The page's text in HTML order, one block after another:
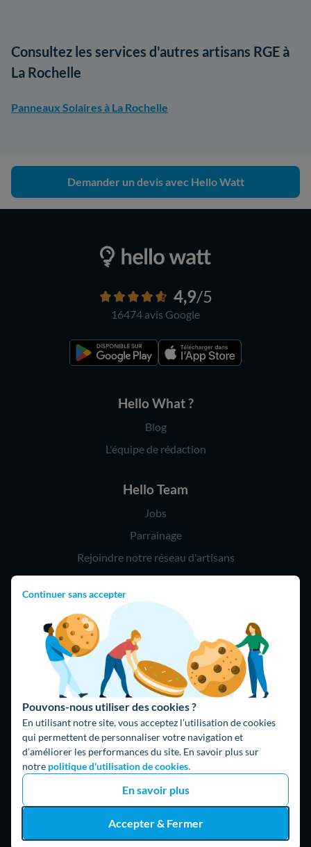
Continuer sans accepter
Pouvons-nous utiliser des cookies ?
En utilisant notre site, vous acceptez l’utilisation de cookies
qui permettent de personnaliser votre navigation et
d’améliorer les performances du site. En savoir plus sur
notre politique d'utilisation de cookies.
En savoir plus
Accepter & Fermer
Consultez les services d'autres artisans RGE à
La Rochelle
Panneaux Solaires à La Rochelle
Demander un devis avec Hello Watt
4,9/5
16474 avis Google
Hello What ?
Blog
L'équipe de rédaction
Hello Team
Jobs
Parrainage
Rejoindre notre réseau d'artisans
Hello !
09 75 18 60 60
(8h-21h)
75018 Paris
Fait avec ⚡ par Hello Watt
© 2026 Hello Watt |CGU|Mentions légales